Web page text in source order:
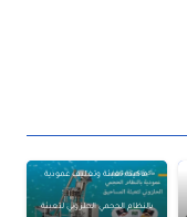
ماكينة تعبئة وتغليف عمودية
بالنظام الحجمي الحلزوني لتعبئة